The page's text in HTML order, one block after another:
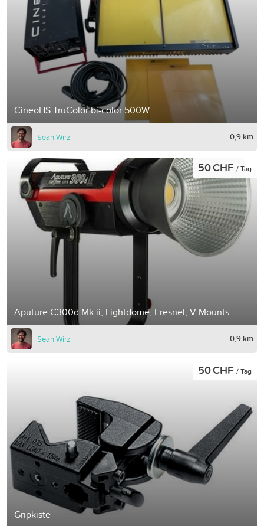
CineoHS TruColor bi-color 500W
Sean Wirz 0,9 km
Aputure C300d Mk ii, Lightdome, Fresnel, V-Mounts
50 CHF / Tag
Sean Wirz 0,9 km
Gripkiste
50 CHF / Tag